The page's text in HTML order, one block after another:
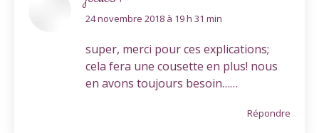
dit
24 novembre 2018 à 19 h 31 min
super, merci pour ces explications;
cela fera une cousette en plus! nous
en avons toujours besoin……
Répondre